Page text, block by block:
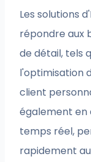
Les solutions
répondre aux
de détail, tels
l'optimisation
client
également en
temps réel,
rapidement